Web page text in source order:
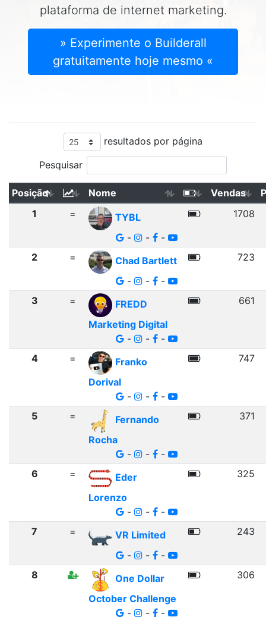
plataforma de internet marketing.
» Experimente o Builderall
gratuitamente hoje mesmo «
resultados por página
Pesquisar
Posição Nome Vendas
1
=
TYBL
-
- -
1708
2 =
Chad Bartlett
-
- -
723
3 =
FREDD
Marketing Digital
-
- -
661
4 =
Franko
Dorival
-
- -
747
5 =
Fernando
Rocha
-
- -
371
6 =
Eder
Lorenzo
-
- -
325
7 =
VR Limited
-
- -
243
8
One Dollar
October Challenge
-
- -
306